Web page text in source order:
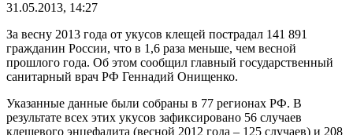
31.05.2013, 14:27
За весну 2013 года от укусов клещей пострадал 141 891
гражданин России, что в 1,6 раза меньше, чем весной
прошлого года. Об этом сообщил главный государственный
санитарный врач РФ Геннадий Онищенко.
Указанные данные были собраны в 77 регионах РФ. В
результате всех этих укусов зафиксировано 56 случаев
клещевого энцефалита (весной 2012 года – 125 случаев) и 208